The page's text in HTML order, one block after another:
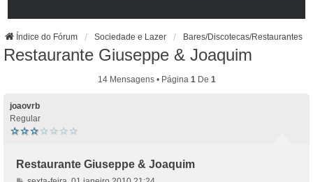
Índice do Fórum Sociedade e Lazer Bares/Discotecas/Restaurantes
Restaurante Giuseppe & Joaquim
14 Mensagens • Página 1De 1
joaovrb
Regular
Restaurante Giuseppe & Joaquim